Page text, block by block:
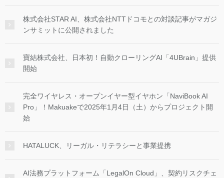
株式会社STAR AI、株式会社NTTドコモとの対談記事がマガジ
ンサミットに公開されました
寶結株式会社、日本初！自動クローリングAI「4UBrain」提供
開始
完全ワイヤレス・オープンイヤー型イヤホン「NaviBook AI
Pro」！Makuakeで2025年1月4日（土）からプロジェクト開
始
HATALUCK、リーガル・リテラシーと事業提携
AI法務プラットフォーム「LegalOn Cloud」、契約リスクチェ